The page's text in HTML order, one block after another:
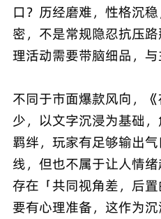
口？历经磨难，性格沉
密，不是常规隐忍抗压
理活动需要带脑细品，与
不同于市面爆款风向，
少，以文字沉浸为基础
羁绊，玩家有足够输出
线，但也不属于让人情绪
存在「共同视角差，后
要有心理准备，这作为